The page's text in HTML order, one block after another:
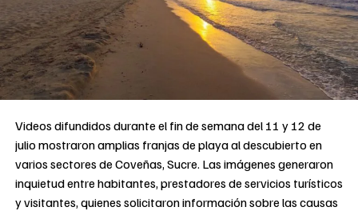
Videos difundidos durante el fin de semana del 11 y 12 de
julio mostraron amplias franjas de playa al descubierto en
varios sectores de Coveñas, Sucre. Las imágenes generaron
inquietud entre habitantes, prestadores de servicios turísticos
y visitantes, quienes solicitaron información sobre las causas